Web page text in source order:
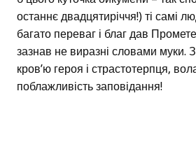
останнє двадцятиріччя!) ті самі
багато переваг і благ дав
зазнав не виразні словами муки.
кров’ю героя і страстотерпця,
поблажливість заповідання!